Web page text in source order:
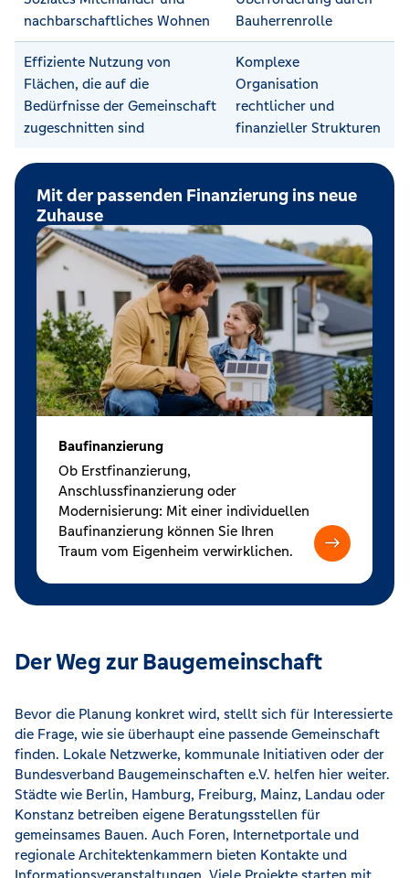
nachbarschaftliches Wohnen
Bauherrenrolle
Effiziente Nutzung von
Flächen, die auf die
Bedürfnisse der Gemeinschaft
zugeschnitten sind
Komplexe
Organisation
rechtlicher und
finanzieller Strukturen
Mit der passenden Finanzierung ins neue
Zuhause
Baufinanzierung
Ob Erstfinanzierung,
Anschlussfinanzierung oder
Modernisierung: Mit einer individuellen
Baufinanzierung können Sie Ihren
Traum vom Eigenheim verwirklichen.
Der Weg zur Baugemeinschaft
Bevor die Planung konkret wird, stellt sich für Interessierte
die Frage, wie sie überhaupt eine passende Gemeinschaft
finden. Lokale Netzwerke, kommunale Initiativen oder der
Bundesverband Baugemeinschaften e.V. helfen hier weiter.
Städte wie Berlin, Hamburg, Freiburg, Mainz, Landau oder
Konstanz betreiben eigene Beratungsstellen für
gemeinsames Bauen. Auch Foren, Internetportale und
regionale Architektenkammern bieten Kontakte und
Informationsveranstaltungen. Viele Projekte starten mit